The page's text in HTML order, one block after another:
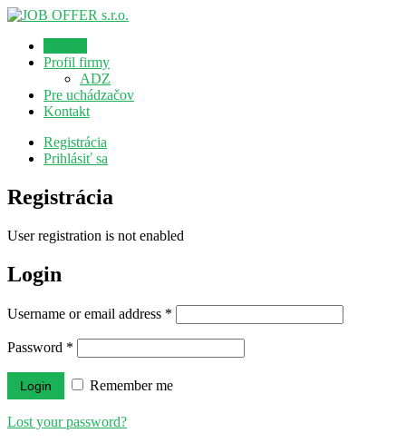
Profil firmy
ADZ
Pre uchádzačov
Kontakt
Registrácia
Prihlásiť sa
Registrácia
User registration is not enabled
Login
Username or email address *
Password *
Remember me
Lost your password?